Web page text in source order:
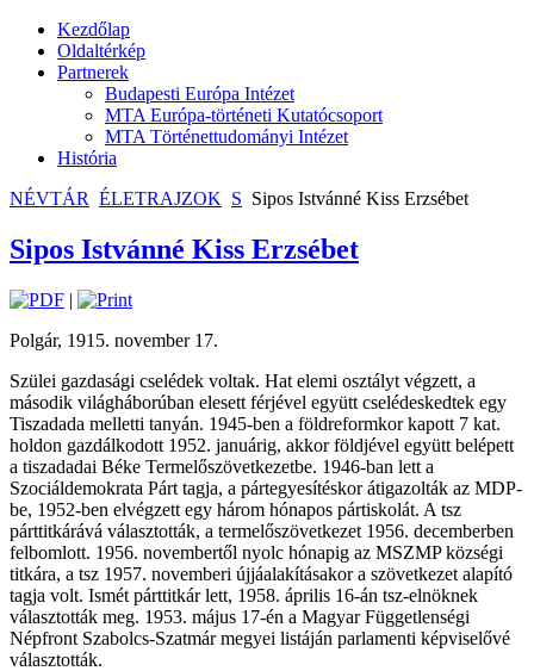
Kezdőlap
Oldaltérkép
Partnerek
Budapesti Európa Intézet
MTA Európa-történeti Kutatócsoport
MTA Történettudományi Intézet
História
NÉVTÁR ÉLETRAJZOK S Sipos Istvánné Kiss Erzsébet
Sipos Istvánné Kiss Erzsébet
|
Polgár, 1915. november 17.
Szülei gazdasági cselédek voltak. Hat elemi osztályt végzett, a
második világháborúban elesett férjével együtt cselédeskedtek egy
Tiszadada melletti tanyán. 1945-ben a földreformkor kapott 7 kat.
holdon gazdálkodott 1952. januárig, akkor földjével együtt belépett
a tiszadadai Béke Termelőszövetkezetbe. 1946-ban lett a
Szociáldemokrata Párt tagja, a pártegyesítéskor átigazolták az MDP-
be, 1952-ben elvégzett egy három hónapos pártiskolát. A tsz
párttitkárává választották, a termelőszövetkezet 1956. decemberben
felbomlott. 1956. novembertől nyolc hónapig az MSZMP községi
titkára, a tsz 1957. novemberi újjáalakításakor a szövetkezet alapító
tagja volt. Ismét párttitkár lett, 1958. április 16-án tsz-elnöknek
választották meg. 1953. május 17-én a Magyar Függetlenségi
Népfront Szabolcs-Szatmár megyei listáján parlamenti képviselővé
választották.